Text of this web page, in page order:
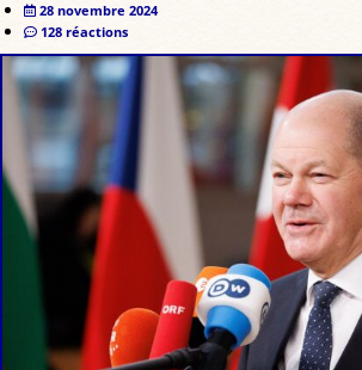
28 novembre 2024
128 réactions